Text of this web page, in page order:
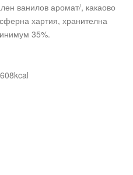
ванилов аромат/, какаово
хартия, хранителна
35%.